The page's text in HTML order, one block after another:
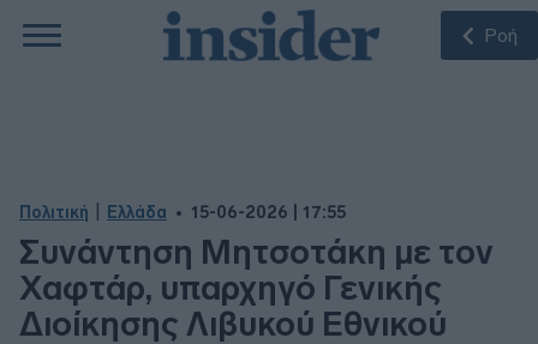
Ροή
Πολιτική Ελλάδα 15-06-2026 | 17:55
Συνάντηση Μητσοτάκη με τον
Χαφτάρ, υπαρχηγό Γενικής
Διοίκησης Λιβυκού Εθνικού